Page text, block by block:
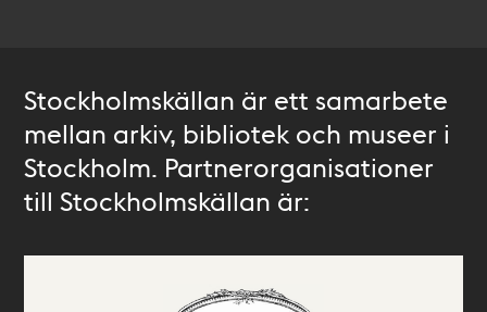
Stockholmskällan är ett samarbete
mellan arkiv, bibliotek och museer i
Stockholm. Partnerorganisationer
till Stockholmskällan är: